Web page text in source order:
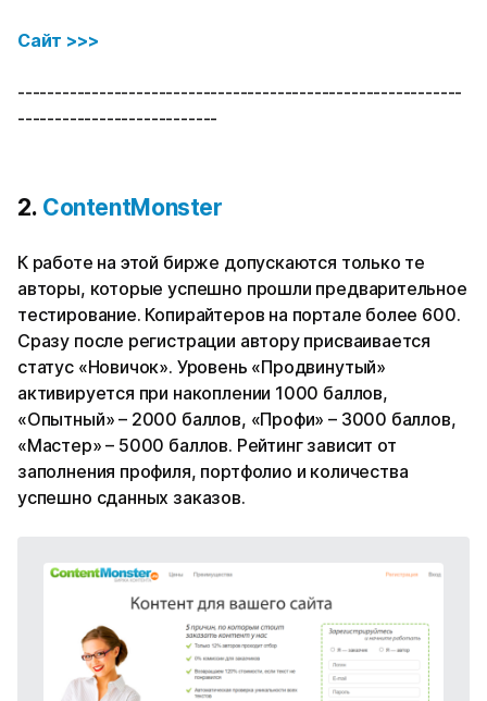
Сайт >>>
------------------------------------------------------------
---------------------------
2. ContentMonster
К работе на этой бирже допускаются только те
авторы, которые успешно прошли предварительное
тестирование. Копирайтеров на портале более 600.
Сразу после регистрации автору присваивается
статус «Новичок». Уровень «Продвинутый»
активируется при накоплении 1000 баллов,
«Опытный» – 2000 баллов, «Профи» – 3000 баллов,
«Мастер» – 5000 баллов. Рейтинг зависит от
заполнения профиля, портфолио и количества
успешно сданных заказов.